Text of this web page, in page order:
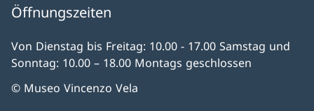
Öffnungszeiten
Von Dienstag bis Freitag: 10.00 - 17.00 Samstag und
Sonntag: 10.00 – 18.00 Montags geschlossen
© Museo Vincenzo Vela